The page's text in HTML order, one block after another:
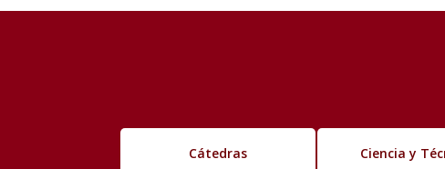
Cátedras Ciencia y